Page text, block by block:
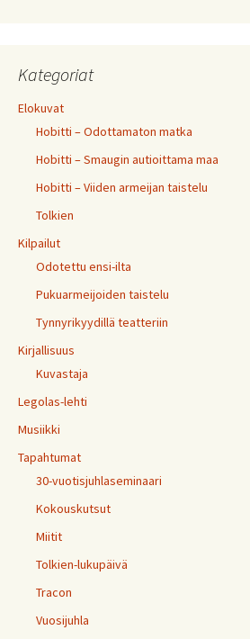
Kategoriat
Elokuvat
Hobitti – Odottamaton matka
Hobitti – Smaugin autioittama maa
Hobitti – Viiden armeijan taistelu
Tolkien
Kilpailut
Odotettu ensi-ilta
Pukuarmeijoiden taistelu
Tynnyrikyydillä teatteriin
Kirjallisuus
Kuvastaja
Legolas-lehti
Musiikki
Tapahtumat
30-vuotisjuhlaseminaari
Kokouskutsut
Miitit
Tolkien-lukupäivä
Tracon
Vuosijuhla